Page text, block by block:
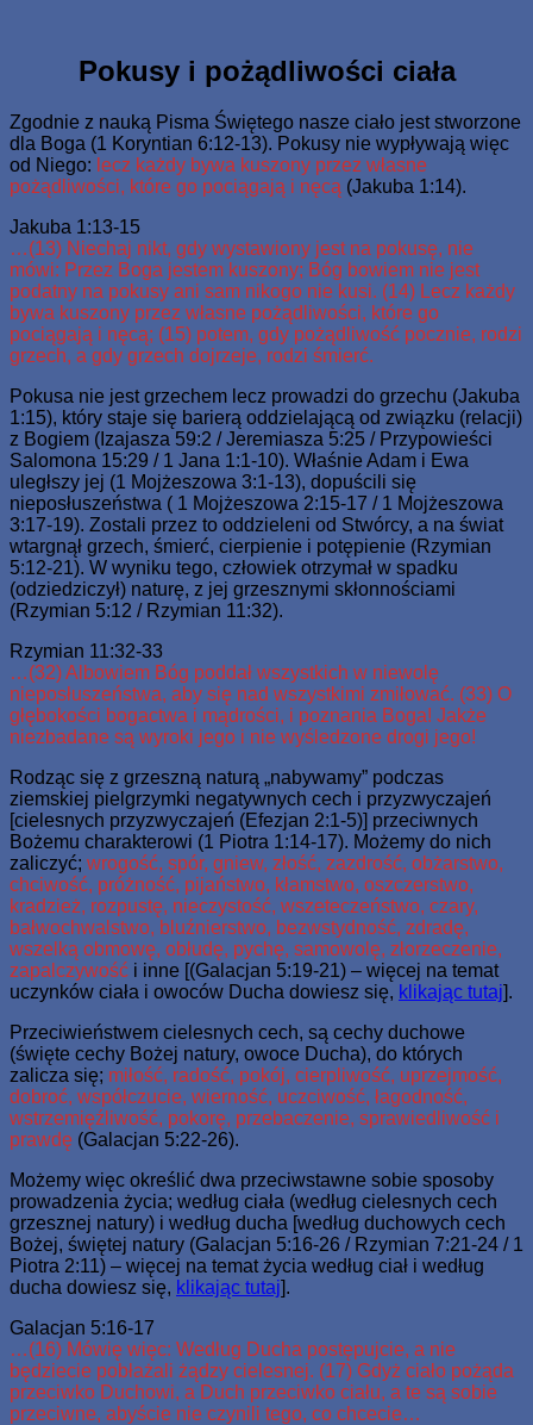
swego Jednorodzonego dał, aby każdy, kto weń wierzy, nie
zginął, ale miał żywot wieczny.
Pokusy i pożądliwości ciała
Zgodnie z nauką Pisma Świętego nasze ciało jest stworzone
dla Boga (1 Koryntian 6:12-13). Pokusy nie wypływają więc
od Niego: lecz każdy bywa kuszony przez własne
pożądliwości, które go pociągają i nęcą (Jakuba 1:14).
Jakuba 1:13-15
…(13) Niechaj nikt, gdy wystawiony jest na pokusę, nie
mówi: Przez Boga jestem kuszony; Bóg bowiem nie jest
podatny na pokusy ani sam nikogo nie kusi. (14) Lecz każdy
bywa kuszony przez własne pożądliwości, które go
pociągają i nęcą; (15) potem, gdy pożądliwość pocznie, rodzi
grzech, a gdy grzech dojrzeje, rodzi śmierć.
Pokusa nie jest grzechem lecz prowadzi do grzechu (Jakuba
1:15), który staje się barierą oddzielającą od związku (relacji)
z Bogiem (Izajasza 59:2 / Jeremiasza 5:25 / Przypowieści
Salomona 15:29 / 1 Jana 1:1-10). Właśnie Adam i Ewa
uległszy jej (1 Mojżeszowa 3:1-13), dopuścili się
nieposłuszeństwa ( 1 Mojżeszowa 2:15-17 / 1 Mojżeszowa
3:17-19). Zostali przez to oddzieleni od Stwórcy, a na świat
wtargnął grzech, śmierć, cierpienie i potępienie (Rzymian
5:12-21). W wyniku tego, człowiek otrzymał w spadku
(odziedziczył) naturę, z jej grzesznymi skłonnościami
(Rzymian 5:12 / Rzymian 11:32).
Rzymian 11:32-33
…(32) Albowiem Bóg poddał wszystkich w niewolę
nieposłuszeństwa, aby się nad wszystkimi zmiłować. (33) O
głębokości bogactwa i mądrości, i poznania Boga! Jakże
niezbadane są wyroki jego i nie wyśledzone drogi jego!
Rodząc się z grzeszną naturą „nabywamy” podczas
ziemskiej pielgrzymki negatywnych cech i przyzwyczajeń
[cielesnych przyzwyczajeń (Efezjan 2:1-5)] przeciwnych
Bożemu charakterowi (1 Piotra 1:14-17). Możemy do nich
zaliczyć; wrogość, spór, gniew, złość, zazdrość, obżarstwo,
chciwość, próżność, pijaństwo, kłamstwo, oszczerstwo,
kradzież, rozpustę, nieczystość, wszeteczeństwo, czary,
bałwochwalstwo, bluźnierstwo, bezwstydność, zdradę,
wszelką obmowę, obłudę, pychę, samowolę, złorzeczenie,
zapalczywość i inne [(Galacjan 5:19-21) – więcej na temat
uczynków ciała i owoców Ducha dowiesz się, klikając tutaj].
Przeciwieństwem cielesnych cech, są cechy duchowe
(święte cechy Bożej natury, owoce Ducha), do których
zalicza się; miłość, radość, pokój, cierpliwość, uprzejmość,
dobroć, współczucie, wierność, uczciwość, łagodność,
wstrzemięźliwość, pokorę, przebaczenie, sprawiedliwość i
prawdę (Galacjan 5:22-26).
Możemy więc określić dwa przeciwstawne sobie sposoby
prowadzenia życia; według ciała (według cielesnych cech
grzesznej natury) i według ducha [według duchowych cech
Bożej, świętej natury (Galacjan 5:16-26 / Rzymian 7:21-24 / 1
Piotra 2:11) – więcej na temat życia według ciał i według
ducha dowiesz się, klikając tutaj].
Galacjan 5:16-17
…(16) Mówię więc: Według Ducha postępujcie, a nie
będziecie pobłażali żądzy cielesnej. (17) Gdyż ciało pożąda
przeciwko Duchowi, a Duch przeciwko ciału, a te są sobie
przeciwne, abyście nie czynili tego, co chcecie…